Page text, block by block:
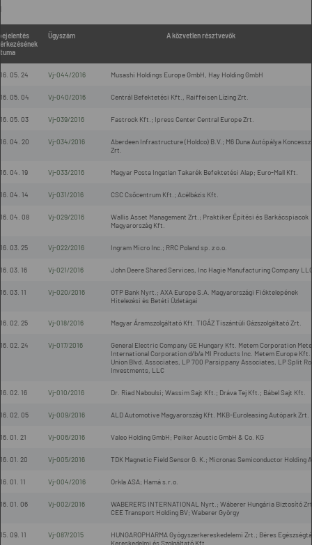
Ügyszám A közvetlen résztvevők
05. 24 Vj-044/2016 Musashi Holdings Europe GmbH, Hay Holding GmbH
05. 04 Vj-040/2016 Centrál Befektetési Kft., Raiffeisen Lízing Zrt.
05. 03 Vj-039/2016 Fastrock Kft.; Ipress Center Central Europe Zrt.
04. 20 Vj-034/2016
Aberdeen Infrastructure (Holdco) B.V.; M6 Duna Autópálya
Zrt.
04. 19 Vj-033/2016 Magyar Posta Ingatlan Takarék Befektetési Alap; Euro-Mall Kft.
04. 14 Vj-031/2016 CSC Csőcentrum Kft.; Acélbázis Kft.
04. 08 Vj-029/2016
Wallis Asset Management Zrt.; Praktiker Építési és Barkácspiacok
Magyarország Kft.
03. 25 Vj-022/2016 Ingram Micro Inc.; RRC Poland sp. z o.o.
03. 16 Vj-021/2016 John Deere Shared Services, Inc Hagie Manufacturing Company
03. 11 Vj-020/2016
OTP Bank Nyrt.; AXA Europe S.A. Magyarországi Fióktelepének
Hitelezési és Betéti Üzletágai
02. 25 Vj-018/2016 Magyar Áramszolgáltató Kft. TIGÁZ Tiszántúli Gázszolgáltató Zrt.
02. 24 Vj-017/2016
General Electric Company GE Hungary Kft. Metem Corporation
International Corporation d/b/a MI Products Inc. Metem Europe Kft.
Union Blvd. Associates, LP 700 Parsippany Associates, LP Split
Investments, LLC
02. 16 Vj-010/2016 Dr. Riad Naboulsi; Wassim Sajt Kft.; Dráva Tej Kft.; Bábel Sajt Kft.
02. 05 Vj-009/2016 ALD Automotive Magyarország Kft. MKB-Euroleasing Autópark Zrt.
01. 21 Vj-006/2016 Valeo Holding GmbH; Peiker Acustic GmbH & Co. KG
01. 20 Vj-005/2016 TDK Magnetic Field Sensor G. K.; Micronas Semiconductor Holding
01. 11 Vj-004/2016 Orkla ASA; Hamá s.r.o.
01. 06 Vj-002/2016
WABERER’S INTERNATIONAL Nyrt.; Wáberer Hungária Biztosító
CEE Transport Holding BV; Waberer György
09. 11 Vj-087/2015
HUNGAROPHARMA Gyógyszerkereskedelemi Zrt.; Béres
Kereskedelmi és Szolgáltató Kft.